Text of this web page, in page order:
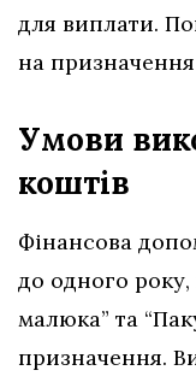
для виплати.
на
Умови
коштів
Фінансова
до одного року,
малюка” та
призначення.